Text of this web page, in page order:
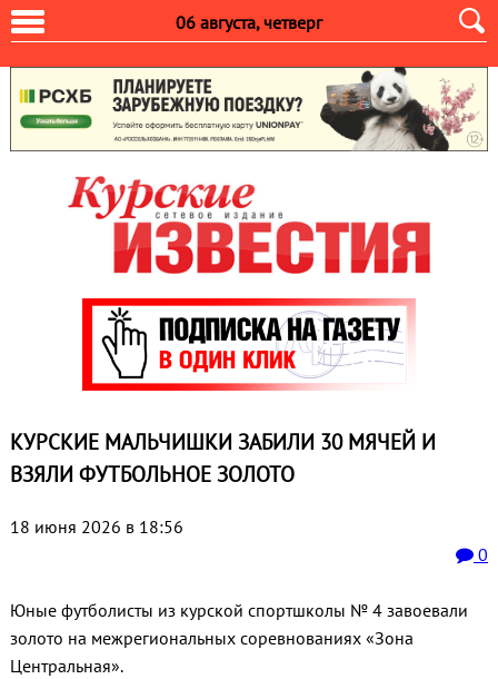
06 августа, четверг
КУРСКИЕ МАЛЬЧИШКИ ЗАБИЛИ 30 МЯЧЕЙ И
ВЗЯЛИ ФУТБОЛЬНОЕ ЗОЛОТО
18 июня 2026 в 18:56
0
Юные футболисты из курской спортшколы № 4 завоевали
золото на межрегиональных соревнованиях «Зона
Центральная».